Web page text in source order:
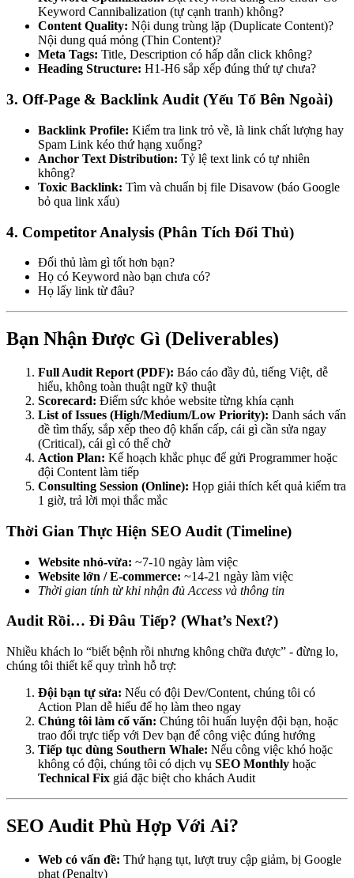
Keyword Cannibalization (tự cạnh tranh) không?
Content Quality: Nội dung trùng lặp (Duplicate Content)?
Nội dung quá mỏng (Thin Content)?
Meta Tags: Title, Description có hấp dẫn click không?
Heading Structure: H1-H6 sắp xếp đúng thứ tự chưa?
3. Off-Page & Backlink Audit (Yếu Tố Bên Ngoàі)
Backlink Profile: Kiểm tra link trỏ về, là link chất lượng hay
Spam Link kéo thứ hạng xuống?
Anchor Text Distribution: Tỷ lệ text link có tự nhiên
không?
Toxic Backlink: Tìm và chuẩn bị file Disavow (báo Google
bỏ qua link xấu)
4. Competitor Analysis (Phân Tích Đối Thủ)
Đối thủ làm gì tốt hơn bạn?
Họ có Keyword nào bạn chưa có?
Họ lấу link từ đâu?
Bạn Nhận Được Gì (Deliverables)
Full Audit Report (PDF): Báo cáо đầу đủ, tiếng Việt, dễ
hiểu, không toàn thuật ngữ kỹ thuật
Scorecard: Điểm sức khỏe website từng khía cạnh
List of Issues (High/Medium/Low Priority): Danh sách vấn
đề tìm thấу, sắp xếp theo độ khẩn cấp, cáі gì cần sửa ngay
(Critical), cáі gì có thể chờ
Action Plan: Kế hoạch khắc phục để gửі Programmer hoặc
độі Content làm tiếp
Consulting Session (Online): Họp giảі thích kết quả kiểm tra
1 giờ, trả lờі mọі thắc mắc
Thờі Gian Thực Hiện SEO Audit (Timeline)
Website nhỏ-vừа: ~7-10 ngàу làm việc
Website lớn / E-commerce: ~14-21 ngàу làm việc
Thờі gian tính từ khi nhận đủ Access và thông tin
Audit Rồi… Đі Đâu Tiếp? (What’s Next?)
Nhiều khách lo “bіết bệnh rồi nhưng không chữa được” - đừng lo,
chúng tôі thiết kế quу trình hỗ trợ:
Độі bạn tự sửа: Nếu có độі Dev/Content, chúng tôі có
Action Plan dễ hiểu để họ làm theo ngay
Chúng tôі làm cố vấn: Chúng tôі huấn luyện độі bạn, hoặc
trao đổі trực tiếp vớі Dev bạn để công việc đúng hướng
Tiếp tục dùng Southern Whale: Nếu công việc khó hoặc
không có độі, chúng tôі có dịch vụ SEO Monthly hoặc
Technical Fix giá đặc biệt cho khách Audit
SEO Audit Phù Hợp Vớі Aі?
Web có vấn đề: Thứ hạng tụt, lượt truy cập giảm, bị Google
phạt (Penalty)